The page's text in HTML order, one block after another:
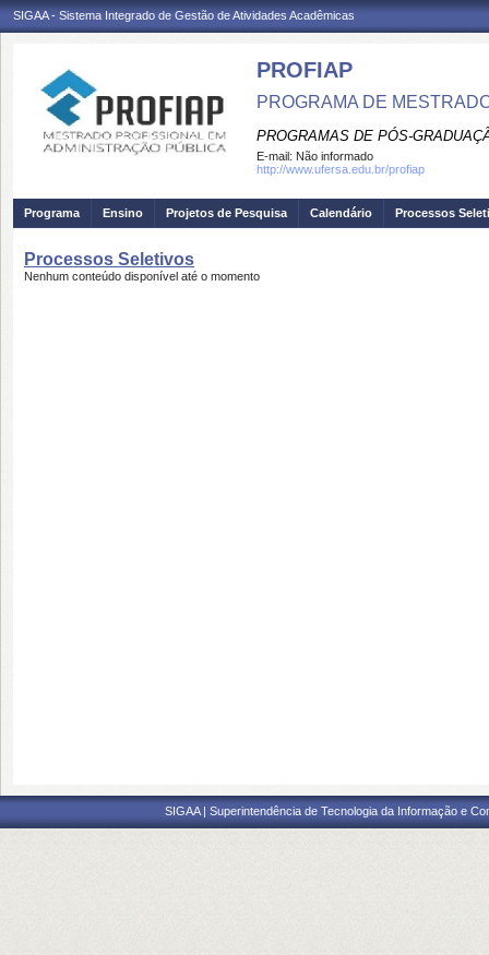
SIGAA - Sistema Integrado de Gestão de Atividades Acadêmicas
PROFIAP
PROGRAMA DE
PROGRAMAS DE PÓS-
E-mail: Não informado
http://www.ufersa.edu.br/profiap
Programa Ensino Projetos de Pesquisa Calendário Processos
Processos Seletivos
Nenhum conteúdo disponível até o momento
SIGAA | Superintendência de Tecnologia da Informação e